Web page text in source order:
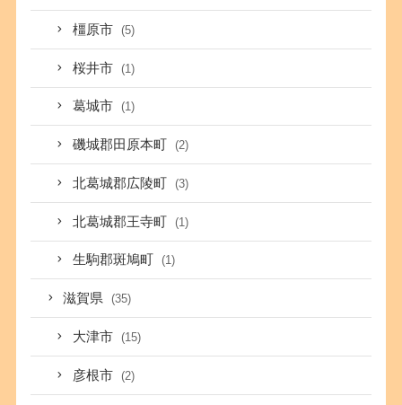
橿原市 (5)
桜井市 (1)
葛城市 (1)
磯城郡田原本町 (2)
北葛城郡広陵町 (3)
北葛城郡王寺町 (1)
生駒郡斑鳩町 (1)
滋賀県 (35)
大津市 (15)
彦根市 (2)